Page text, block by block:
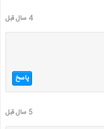
4 سال قبل
پاسخ
5 سال قبل